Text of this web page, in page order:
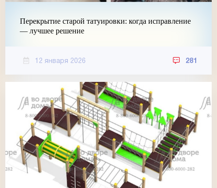
Перекрытие старой татуировки: когда исправление
— лучшее решение
12 января 2026 281